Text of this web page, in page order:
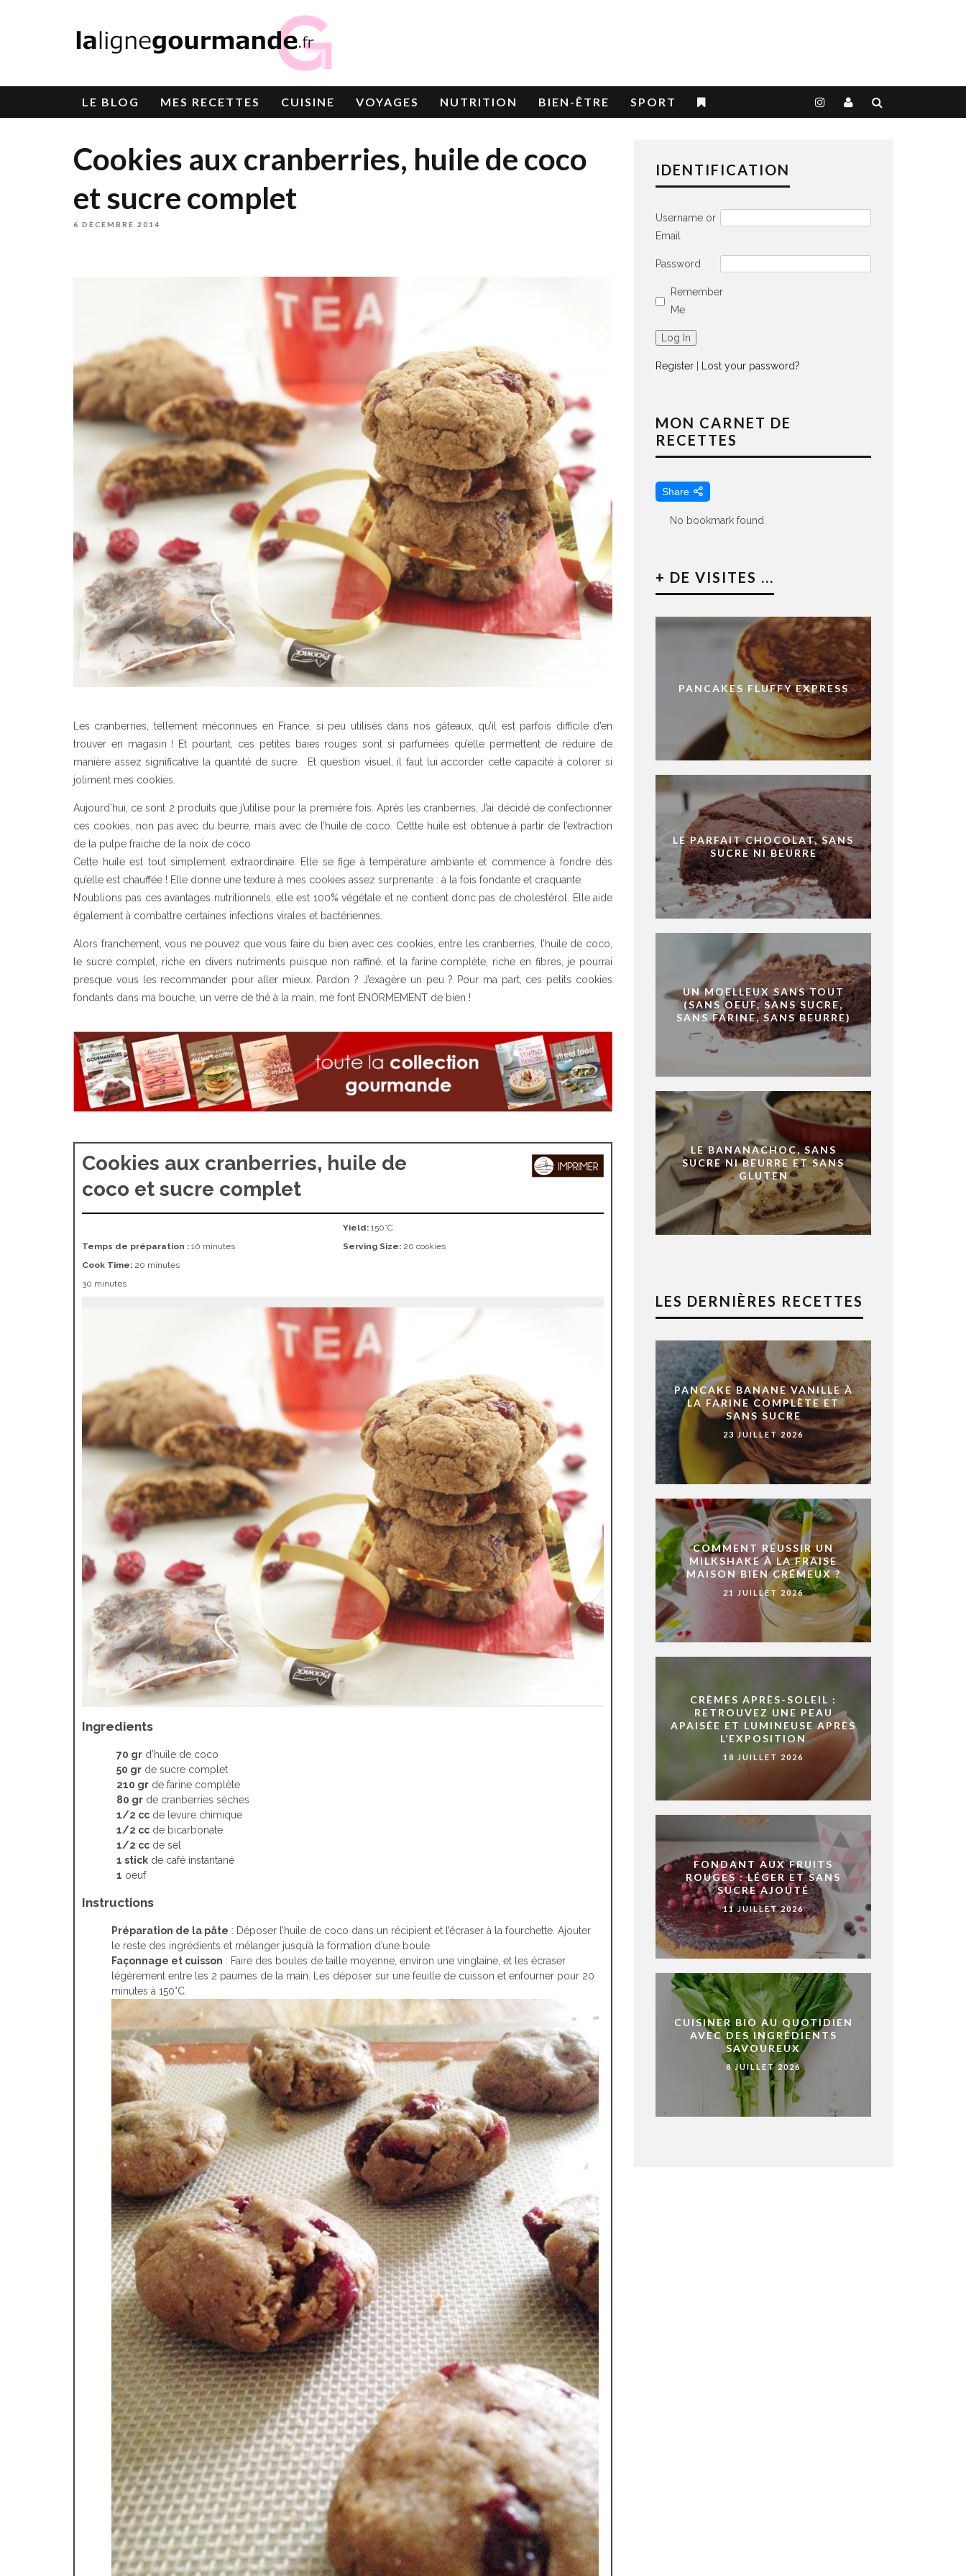
LE BLOG MES RECETTES CUISINE VOYAGES NUTRITION BIEN-ÊTRE SPORT
Cookies aux cranberries, huile de coco
et sucre complet
6 DÉCEMBRE 2014
Les cranberries, tellement méconnues en France, si peu utilisés dans nos gâteaux, qu’il est parfois difficile d’en
trouver en magasin ! Et pourtant, ces petites baies rouges sont si parfumées qu’elle permettent de réduire de
manière assez significative la quantité de sucre. Et question visuel, il faut lui accorder cette capacité à colorer si
joliment mes cookies.
Aujourd’hui, ce sont 2 produits que j’utilise pour la première fois. Après les cranberries, J’ai décidé de confectionner
ces cookies, non pas avec du beurre, mais avec de l’huile de coco. Cettte huile est obtenue à partir de l’extraction
de la pulpe fraiche de la noix de coco
Cette huile est tout simplement extraordinaire. Elle se fige à température ambiante et commence à fondre dés
qu’elle est chauffée ! Elle donne une texture à mes cookies assez surprenante : à la fois fondante et craquante.
N’oublions pas ces avantages nutritionnels, elle est 100% végétale et ne contient donc pas de cholestérol. Elle aide
également à combattre certaines infections virales et bactériennes.
Alors franchement, vous ne pouvez que vous faire du bien avec ces cookies, entre les cranberries, l’huile de coco,
le sucre complet, riche en divers nutriments puisque non raffiné, et la farine complète, riche en fibres, je pourrai
presque vous les recommander pour aller mieux. Pardon ? J’exagère un peu ? Pour ma part, ces petits cookies
fondants dans ma bouche, un verre de thé à la main, me font ENORMEMENT de bien !
Cookies aux cranberries, huile de
coco et sucre complet
Temps de préparation : 10 minutes
Cook Time: 20 minutes
30 minutes
Yield: 150°C
Serving Size: 20 cookies
Ingredients
70 grd’huile de coco
50 grde sucre complet
210 grde farine complète
80 grde cranberries sèches
1/2 ccde levure chimique
1/2 ccde bicarbonate
1/2 ccde sel
1 stickde café instantané
1 oeuf
Instructions
Préparation de la pâte : Déposer l’huile de coco dans un récipient et l’écraser à la fourchette. Ajouter
le reste des ingrédients et mélanger jusqu’à la formation d’une boule.
Façonnage et cuisson : Faire des boules de taille moyenne, environ une vingtaine, et les écraser
légèrement entre les 2 paumes de la main. Les déposer sur une feuille de cuisson et enfourner pour 20
minutes à 150°C.
IDENTIFICATION
Username or
Email
Password
Remember
Me
Register Lost your password?
MON CARNET DE
RECETTES
Share
No bookmark found
+ DE VISITES ...
PANCAKES FLUFFY EXPRESS
LE PARFAIT CHOCOLAT, SANS
SUCRE NI BEURRE
UN MOELLEUX SANS TOUT
(SANS OEUF, SANS SUCRE,
SANS FARINE, SANS BEURRE)
LE BANANACHOC, SANS
SUCRE NI BEURRE ET SANS
GLUTEN
LES DERNIÈRES RECETTES
PANCAKE BANANE VANILLE À
LA FARINE COMPLÈTE ET
SANS SUCRE
23 JUILLET 2026
COMMENT RÉUSSIR UN
MILKSHAKE À LA FRAISE
MAISON BIEN CRÉMEUX ?
21 JUILLET 2026
CRÈMES APRÈS-SOLEIL :
RETROUVEZ UNE PEAU
APAISÉE ET LUMINEUSE APRÈS
L’EXPOSITION
18 JUILLET 2026
FONDANT AUX FRUITS
ROUGES : LÉGER ET SANS
SUCRE AJOUTÉ
11 JUILLET 2026
CUISINER BIO AU QUOTIDIEN
AVEC DES INGRÉDIENTS
SAVOUREUX
8 JUILLET 2026